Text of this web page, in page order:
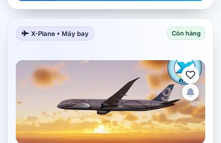
X-Plane • Máy bay Còn hàng